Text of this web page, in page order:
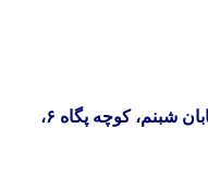
آدرس: تهران، حکیمیه، خیابان خرم، خیابان شبنم، کوچه پگاه ۶،